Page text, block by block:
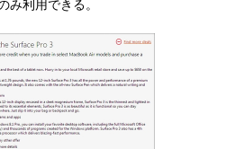
み利用できる。